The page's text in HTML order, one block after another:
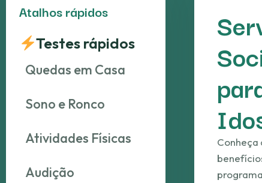
A− A+ Alto contraste
Atalhos rápidos
Testes rápidos
Quedas em Casa
Sono e Ronco
Atividades Físicas
Audição
Conheça